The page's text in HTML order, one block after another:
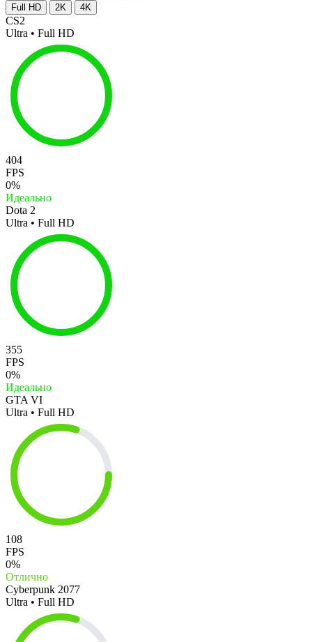
Full HD 2K 4K
CS2
Ultra • Full HD
404
FPS
0%
Идеально
Dota 2
Ultra • Full HD
355
FPS
0%
Идеально
GTA VI
Ultra • Full HD
108
FPS
0%
Отлично
Cyberpunk 2077
Ultra • Full HD